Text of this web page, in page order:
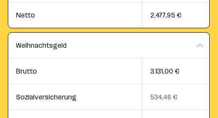
Netto 2.477,95 €
Weihnachtsgeld
Brutto 3.131,00 €
Sozialversicherung 534,46 €